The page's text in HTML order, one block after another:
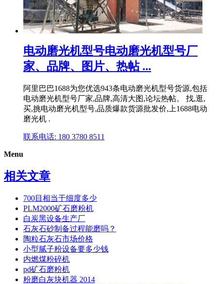
电动磨光机型号电动磨光机型号厂
家、品牌、图片、热帖 ...
阿里巴巴1688为您优选943条电动磨光机型号货源,包括
电动磨光机型号厂家,品牌,高清大图,论坛热帖。 找,逛,
买,挑电动磨光机型号,品质爆款货源批发价,上1688电动
磨光机 .
联系电话: 180 3780 8511
Menu
相关文章
700目相当于细度多少
PLM2000矿石磨粉机
白炭黑设备生产厂
石灰石砂制备过程能磨吗？
陶粒石灰石市场价格
小型腻子粉设备要多少钱
内燃煤粉碎机
pd矿石磨粉机
粉磨白灰块机器 2014